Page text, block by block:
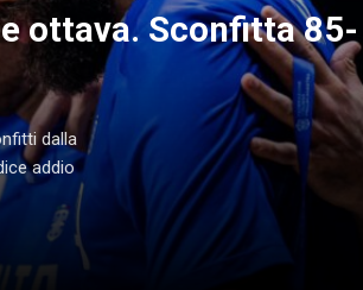
ottava. Sconfitta 85-
dalla
addio